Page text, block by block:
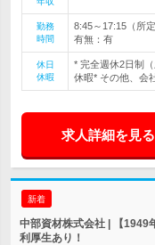
勤務
時間
8:45～17:15（所
有無：有
休日
休暇
* 完全週休2日制
休暇* その他、会
求人詳細を見る
新着
中部資材株式会社 | 【1949
利厚生あり！